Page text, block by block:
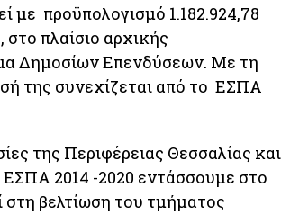
με προϋπολογισμό 1.182.924,78
πλαίσιο αρχικής
Δημοσίων Επενδύσεων. Με τη
της συνεχίζεται από το ΕΣΠΑ
της Περιφέρειας Θεσσαλίας και
ΕΣΠΑ 2014 -2020 εντάσσουμε στο
βελτίωση του τμήματος